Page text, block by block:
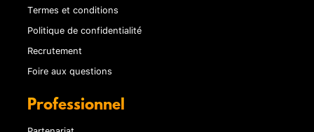
Termes et conditions
Politique de confidentialité
Recrutement
Foire aux questions
Professionnel